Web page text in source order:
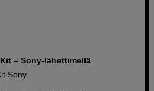
– Sony-lähettimellä
Sony